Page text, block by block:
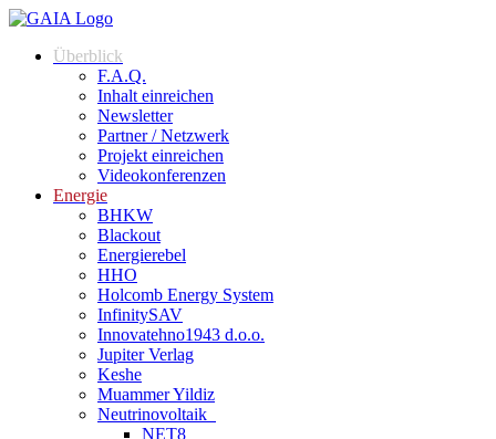
Zum
springenÜberblick
F.A.Q.
Inhalt einreichen
Newsletter
Partner / Netzwerk
Projekt einreichen
Videokonferenzen
Energie
BHKW
Blackout
Energierebel
HHO
Holcomb Energy System
InfinitySAV
Innovatehno1943 d.o.o.
Jupiter Verlag
Keshe
Muammer Yildiz
Neutrinovoltaik
NET8